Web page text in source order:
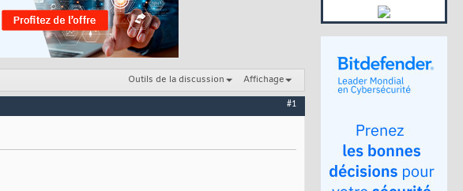
Outils de la discussion Affichage
#1